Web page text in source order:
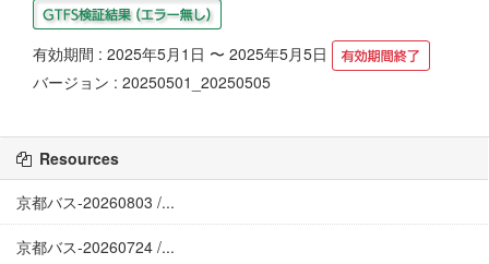
有効期間 : 2025年5月1日 〜 2025年5月5日
バージョン : 20250501_20250505
Resources
京都バス-20260803 /...
京都バス-20260724 /...